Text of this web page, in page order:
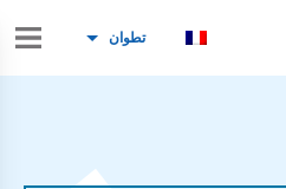
تطوان